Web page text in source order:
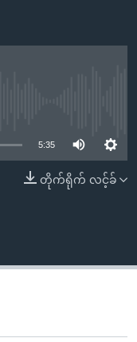
5:35
တိုက်ရိုက် လင့်ခ်